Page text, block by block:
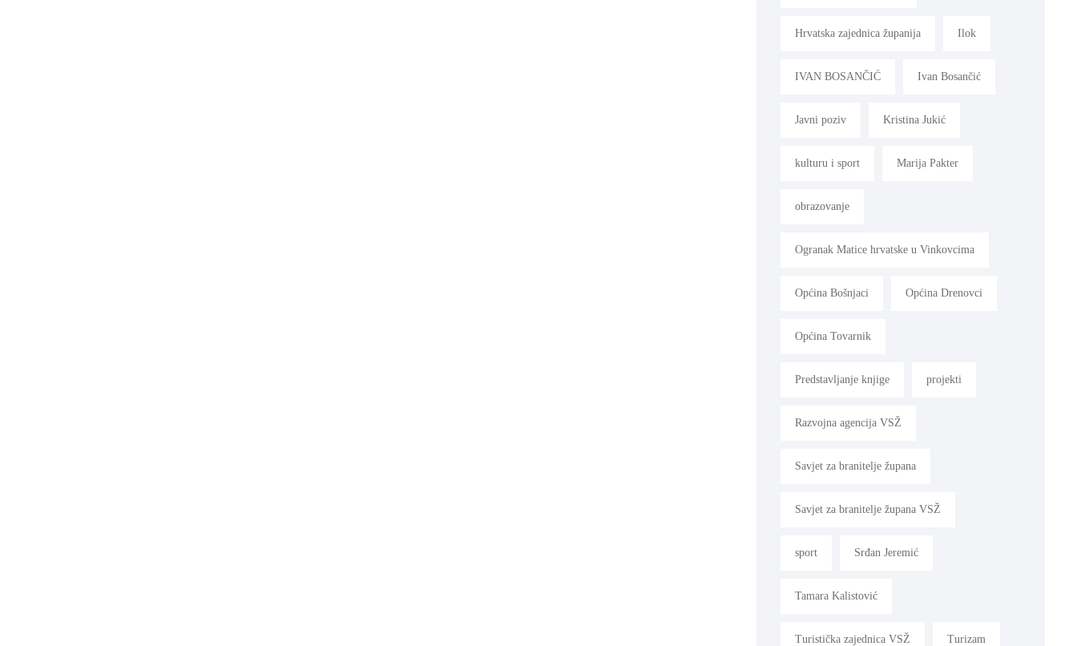
Hrvatska zajednica županija Ilok
IVAN BOSANČIĆ Ivan Bosančić
Javni poziv Kristina Jukić
kulturu i sport Marija Pakter
obrazovanje
Ogranak Matice hrvatske u Vinkovcima
Općina Bošnjaci Općina Drenovci
Općina Tovarnik
Predstavljanje knjige projekti
Razvojna agencija VSŽ
Savjet za branitelje župana
Savjet za branitelje župana VSŽ
sport Srđan Jeremić
Tamara Kalistović
Turistička zajednica VSŽ Turizam